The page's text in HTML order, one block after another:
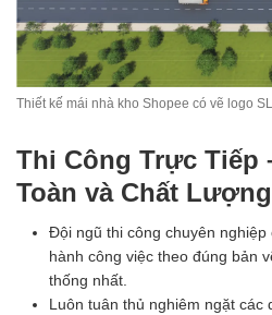
Thiết kế mái nhà kho Shopee có vẽ logo
Thi Công Trực Tiếp
Toàn và Chất Lượng
Đội ngũ thi công chuyên nghiệp
hành công việc theo đúng bản
thống nhất.
Luôn tuân thủ nghiêm ngặt các